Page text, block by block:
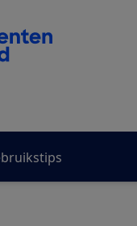
Consumentenbond